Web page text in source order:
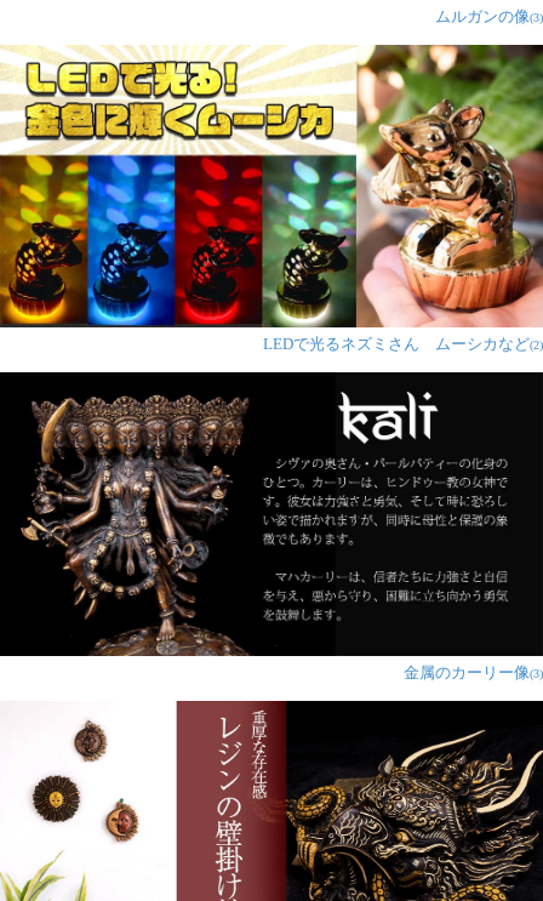
ムルガンの像(3)
LEDで光るネズミさん ムーシカなど(2)
金属のカーリー像(3)